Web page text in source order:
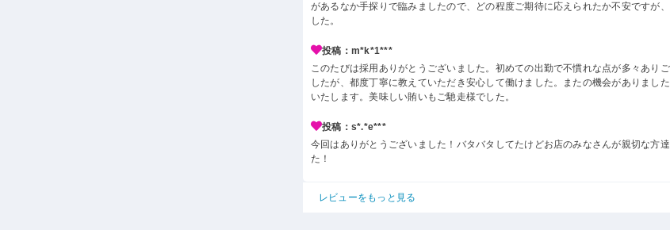
があるなか手探りで臨みましたので、どの程度ご期待に応えられたか不安ですが
した。
投稿：m*k*1***
このたびは採用ありがとうございました。初めての出勤で不慣れな点が多々あり
したが、都度丁寧に教えていただき安心して働けました。またの機会がありまし
いたします。美味しい賄いもご馳走様でした。
投稿：s*.*e***
今回はありがとうございました！バタバタしてたけどお店のみなさんが親切な方
た！
レビューをもっと見る